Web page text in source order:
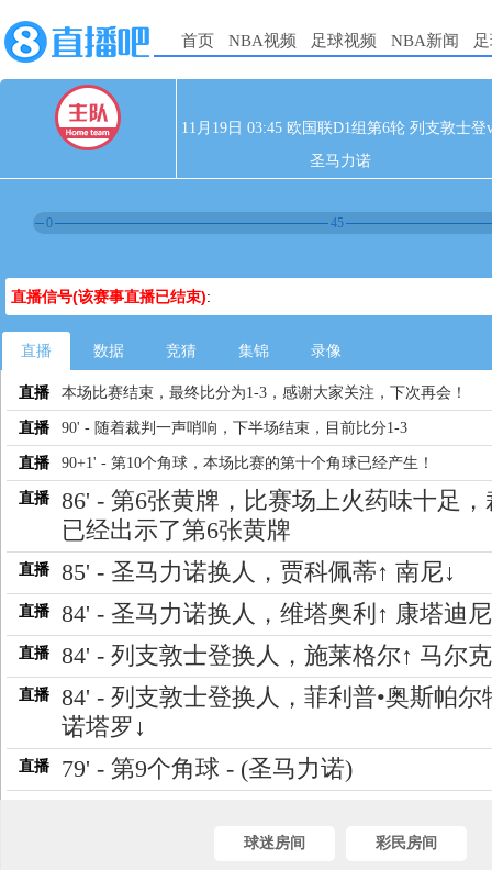
首页 NBA视频 足球视频 NBA新闻
11月19日 03:45 欧国联D1组第6轮 列支敦士登
圣马力诺
0 45
直播信号(该赛事直播已结束):
直播 数据 竞猜 集锦 录像
直播 本场比赛结束，最终比分为1-3，感谢大家关注，下次再会！
直播 90' - 随着裁判一声哨响，下半场结束，目前比分1-3
直播 90+1' - 第10个角球，本场比赛的第十个角球已经产生！
直播
86' - 第6张黄牌，比赛场上火药味十足，
已经出示了第6张黄牌
直播 85' - 圣马力诺换人，贾科佩蒂↑ 南尼↓
直播 84' - 圣马力诺换人，维塔奥利↑ 康塔迪
直播 84' - 列支敦士登换人，施莱格尔↑ 马尔
直播
84' - 列支敦士登换人，菲利普•奥斯帕尔
诺塔罗↓
直播 79' - 第9个角球 - (圣马力诺)
球迷房间 彩民房间